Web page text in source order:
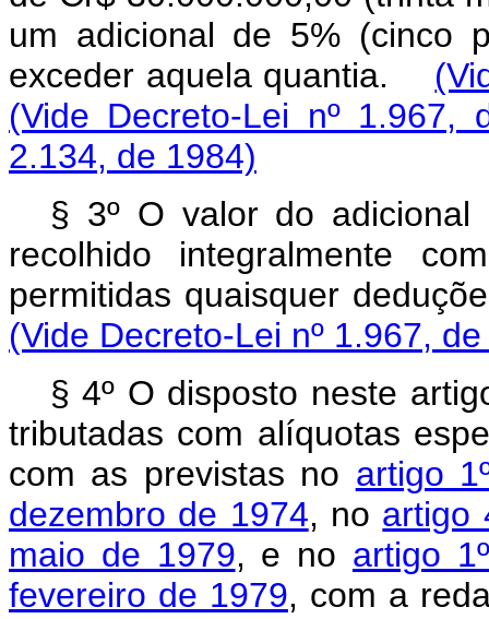
um adicional de 5% (cinco
exceder aquela quantia.
(Vide Decreto-Lei nº 1.967,
2.134, de 1984)
§ 3º O valor do adicional
recolhido integralmente
permitidas quaisquer
(Vide Decreto-Lei nº 1.967,
§ 4º O disposto neste
tributadas com alíquotas
com as previstas no artigo
dezembro de 1974, no artigo
maio de 1979, e no artigo
fevereiro de 1979, com a